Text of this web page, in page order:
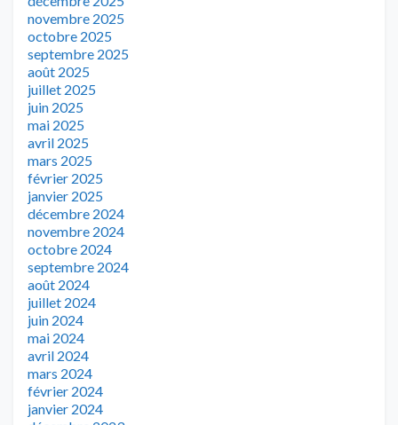
novembre 2025
octobre 2025
septembre 2025
août 2025
juillet 2025
juin 2025
mai 2025
avril 2025
mars 2025
février 2025
janvier 2025
décembre 2024
novembre 2024
octobre 2024
septembre 2024
août 2024
juillet 2024
juin 2024
mai 2024
avril 2024
mars 2024
février 2024
janvier 2024